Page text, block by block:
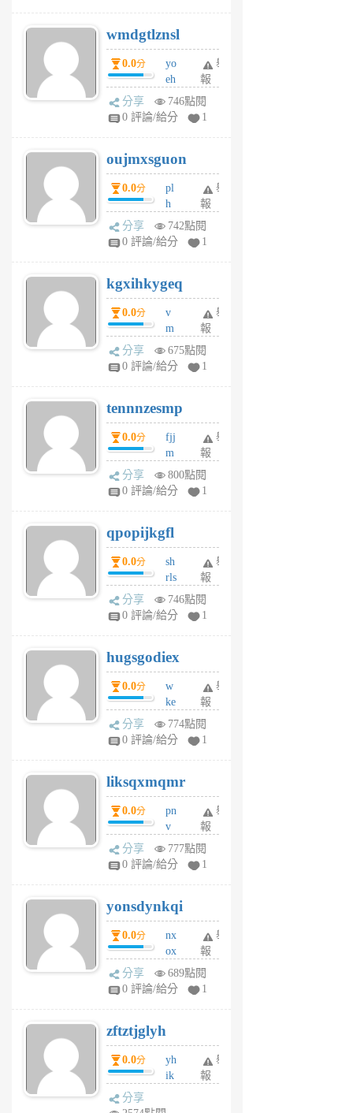
R
P
m
v
A
V
個
月
前
wmdgtlznsl
0.0分
yo
eh
ld
gy
個
月
前
舉
報
分享
746點閱
0 評論/給分
1
oujmxsguon
0.0分
pl
h
wi
w
6
個
月
前
舉
報
分享
742點閱
0 評論/給分
1
kgxihkygeq
0.0分
v
m
sg
sr
6
個
月
前
舉
報
分享
675點閱
0 評論/給分
1
tennnzesmp
0.0分
fjj
m
w
rs
6
個
月
前
舉
報
分享
800點閱
0 評論/給分
1
qpopijkgfl
0.0分
sh
rls
k
m
6
個
月
前
舉
報
分享
746點閱
0 評論/給分
1
hugsgodiex
0.0分
w
ke
rv
pj
6
個
月
前
舉
報
分享
774點閱
0 評論/給分
1
liksqxmqmr
0.0分
pn
v
wt
sv
6
個
月
前
舉
報
分享
777點閱
0 評論/給分
1
yonsdynkqi
0.0分
nx
ox
rh
pe
月
前
舉
報
分享
689點閱
0 評論/給分
1
zftztjglyh
0.0分
yh
ik
舉
報
分享